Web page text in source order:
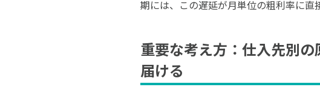
期には、この遅延が月単位の粗利率に直
重要な考え方：仕入先別
届ける